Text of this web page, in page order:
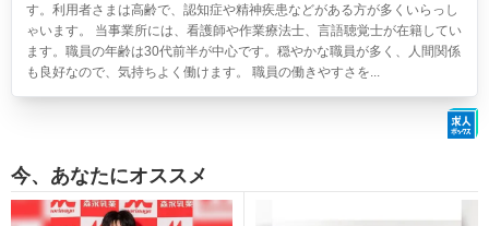
す。利用者さまは高齢で、認知症や精神疾患などがある方が多くいらっし
ゃいます。 当事業所には、看護師や作業療法士、言語聴覚士が在籍してい
ます。職員の年齢は30代前半が中心です。穏やかな職員が多く、人間関係
も良好なので、気持ちよく働けます。 職員の働きやすさを...
今、あなたにオススメ